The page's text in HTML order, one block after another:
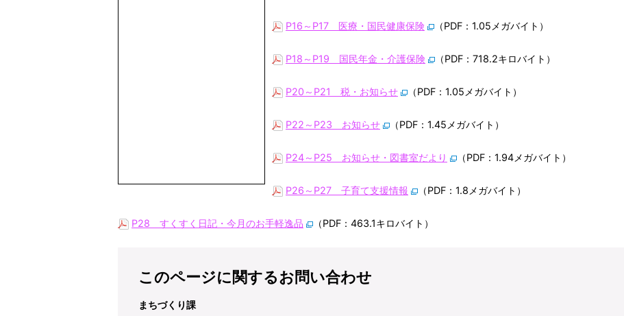
P16～P17 医療・国民健康保険 （PDF：1.05メガバイト）
P18～P19 国民年金・介護保険 （PDF：718.2キロバイト）
P20～P21 税・お知らせ （PDF：1.05メガバイト）
P22～P23 お知らせ （PDF：1.45メガバイト）
P24～P25 お知らせ・図書室だより （PDF：1.94メガバイト）
P26～P27 子育て支援情報 （PDF：1.8メガバイト）
P28 すくすく日記・今月のお手軽逸品 （PDF：463.1キロバイト）
このページに関するお問い合わせ
まちづくり課